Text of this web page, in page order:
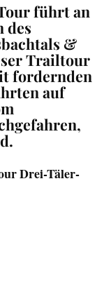
führt an
des
&
Trailtour
fordernden
auf
Drei-Täler-